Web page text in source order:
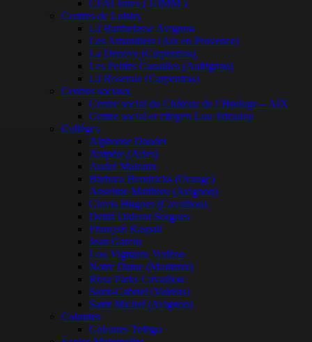
CFAI Istres ( UIMM )
Centres de Loisirs
La Barthelasse Avignon
Les Amandiers (Aix en Provence)
La Denove (Carpentras)
Les Petites Canailles (Aubignan)
La Roseraie (Carpentras)
Centres sociaux
Centre social du Château de l’Horloge – AIX
Centre social et citoyen Lou Tricadou
Collèges
Alphonse Daudet
Ampère (Arles)
André Malraux
Barbara Hendricks (Orange)
Anselme Matthieu (Avignon)
Clovis Hugues (Cavaillon)
Denis Diderot Sorgues
François Raspail
Jean Garcin
Lou Vignarès Vedène
Notre Dame (Monteux)
Rosa Parks Cavaillon
Saint-Gabriel (Valréas)
Saint Michel (Avignon)
Colonies
Colonies Telligo